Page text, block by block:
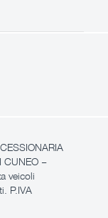
CUNEO –
veicoli
P.IVA